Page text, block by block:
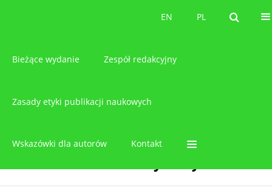
PL
EN PL
EN
Bieżące wydanie Zespół redakcyjny
Zasady etyki publikacji naukowych
Wskazówki dla autorów Kontakt